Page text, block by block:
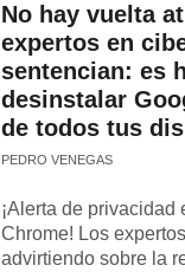
No hay vuelta
expertos en
sentencian: es
desinstalar
de todos tus
PEDRO VENEGAS
¡Alerta de privacidad
Chrome! Los
advirtiendo sobre la